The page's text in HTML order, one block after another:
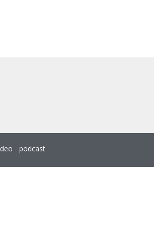
podcast